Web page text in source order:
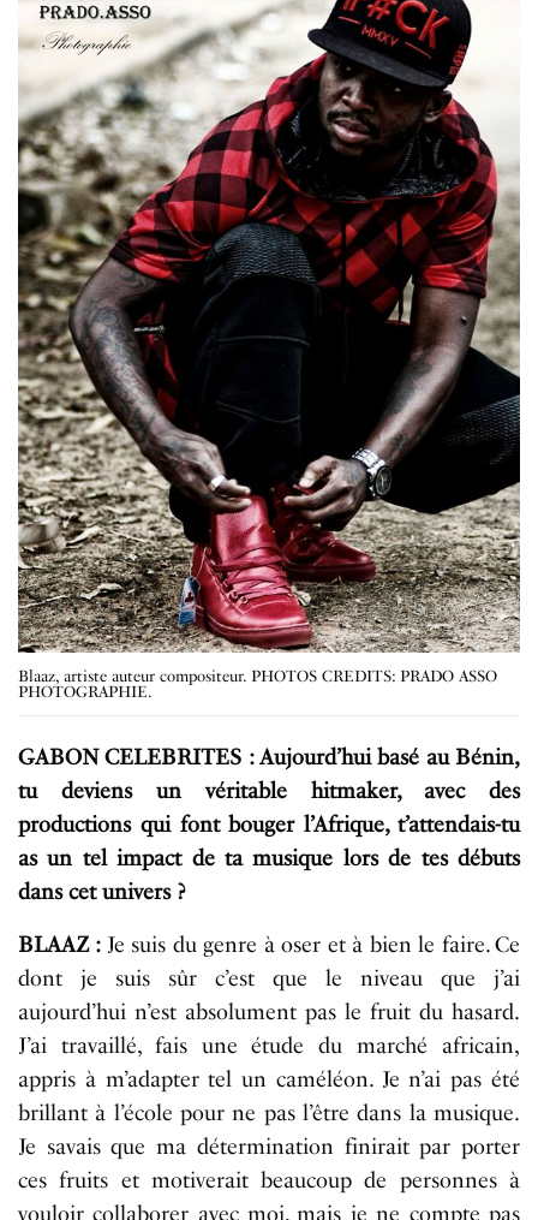
Blaaz, artiste auteur compositeur. PHOTOS CREDITS: PRADO ASSO
PHOTOGRAPHIE.
GABON CELEBRITES : Aujourd’hui basé au Bénin,
tu deviens un véritable hitmaker, avec des
productions qui font bouger l’Afrique, t’attendais-tu
as un tel impact de ta musique lors de tes débuts
dans cet univers ?
BLAAZ : Je suis du genre à oser et à bien le faire. Ce
dont je suis sûr c’est que le niveau que j’ai
aujourd’hui n’est absolument pas le fruit du hasard.
J’ai travaillé, fais une étude du marché africain,
appris à m’adapter tel un caméléon. Je n’ai pas été
brillant à l’école pour ne pas l’être dans la musique.
Je savais que ma détermination finirait par porter
ces fruits et motiverait beaucoup de personnes à
vouloir collaborer avec moi, mais je ne compte pas